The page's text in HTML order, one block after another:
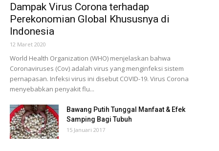
Dampak Virus Corona terhadap
Perekonomian Global Khususnya di
Indonesia
12 Maret 2020
World Health Organization (WHO) menjelaskan bahwa
Coronaviruses (Cov) adalah virus yang menginfeksi sistem
pernapasan. Infeksi virus ini disebut COVID-19. Virus Corona
menyebabkan penyakit flu...
Bawang Putih Tunggal Manfaat & Efek
Samping Bagi Tubuh
15 Januari 2017